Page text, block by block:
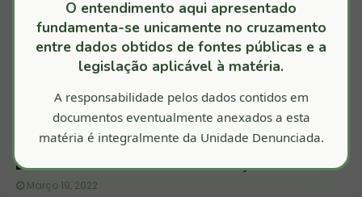
NOVA ITARANA
TALVEZ VOCÊ GOSTE DESTAS POSTAGENS
TRF1 aceita denúncia do MPF contra prefeito
e ex-prefeito de Nova Itarana (BA) por
desvio de verbas da educação
Março 19, 2022
O entendimento aqui apresentado
fundamenta-se unicamente no cruzamento
entre dados obtidos de fontes públicas e a
legislação aplicável à matéria.
A responsabilidade pelos dados contidos em
documentos eventualmente anexados a esta
matéria é integralmente da Unidade Denunciada.